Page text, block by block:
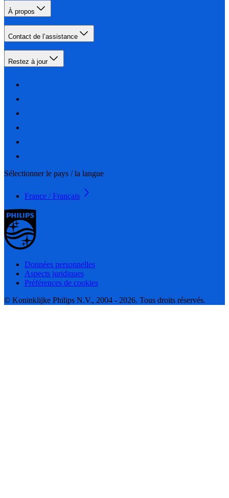
À propos
Contact de l’assistance
Restez à jour
Sélectionner le pays / la langue
France / Français
Données personnelles
Aspects juridiques
Préférences de cookies
© Koninklijke Philips N.V., 2004 - 2026. Tous droits réservés.